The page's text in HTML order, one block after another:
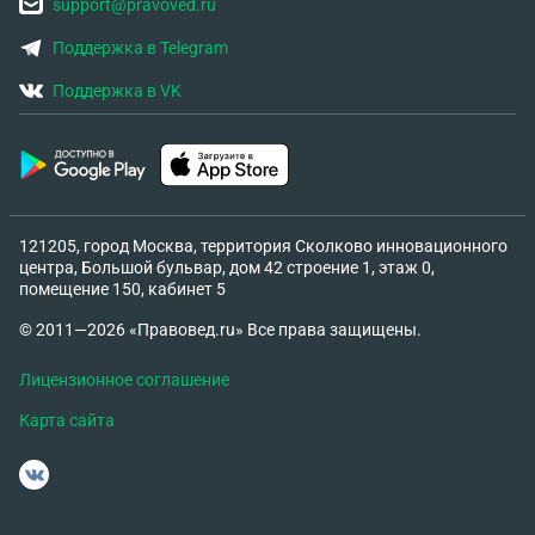
оспорить, ведь нет доказательств. Что делать в
такой ситуации?
support@pravoved.ru
Поддержка в Telegram
Поддержка в VK
121205, город Москва, территория Сколково инновационного
центра, Большой бульвар, дом 42 строение 1, этаж 0,
помещение 150, кабинет 5
© 2011—2026 «Правовед.ru» Все права защищены.
Лицензионное соглашение
Карта сайта